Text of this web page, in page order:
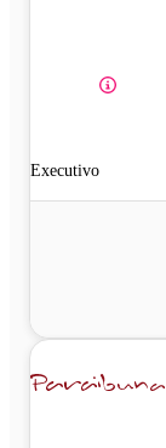
Executivo